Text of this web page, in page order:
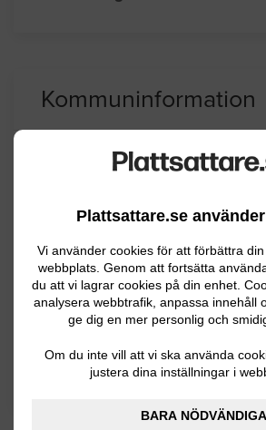
Plattsattare.se
Vi använder cookies för att förbättra
webbplats. Genom att fortsätta
du att vi lagrar cookies på din enhet.
analysera webbtrafik, anpassa innehåll
ge dig en mer personlig och
Om du inte vill att vi ska använda
justera dina inställningar i
BARA NÖDVÄNDIGA
Kommuninformation
Sölvesborg kommun ligger i i
Centralorten Sölvesborg har
medeltiden och det finns
smala gator i staden. Det finns
jordbruksbygd och skog och
domineras av
BYGGLOVSINFORMATION FÖR